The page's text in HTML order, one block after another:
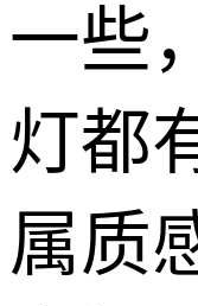
一些
灯都
属质